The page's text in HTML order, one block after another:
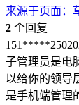
来源于页面 ：
2 个回复
151*****250
子管理员是电
以给你的领导
是手机端管理